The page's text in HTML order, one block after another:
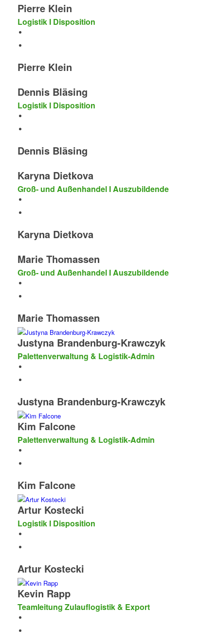
Pierre Klein
Logistik I Disposition
Pierre Klein
Dennis Bläsing
Logistik I Disposition
Dennis Bläsing
Karyna Dietkova
Groß- und Außenhandel I Auszubildende
Karyna Dietkova
Marie Thomassen
Groß- und Außenhandel I Auszubildende
Marie Thomassen
Justyna Brandenburg-Krawczyk
Palettenverwaltung & Logistik-Admin
Justyna Brandenburg-Krawczyk
Kim Falcone
Palettenverwaltung & Logistik-Admin
Kim Falcone
Artur Kostecki
Logistik I Disposition
Artur Kostecki
Kevin Rapp
Teamleitung Zulauflogistik & Export